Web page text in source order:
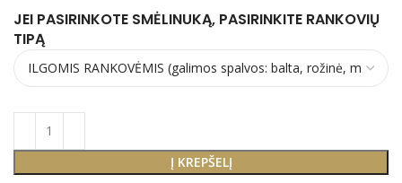
JEI PASIRINKOTE SMĖLINUKĄ, PASIRINKITE RANKOVIŲ
TIPĄ
Į KREPŠELĮ